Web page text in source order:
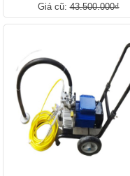
Giá cũ:43.500.000₫